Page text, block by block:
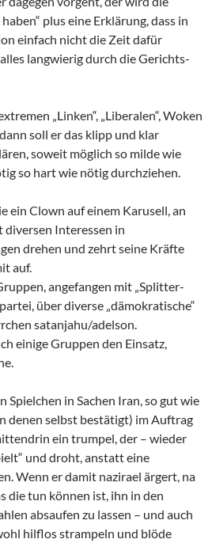
plus eine Erklärung, dass in
einfach nicht die Zeit dafür
langwierig durch die Gerichts-
„Linken“, „Liberalen“, Woken
soll er das klipp und klar
soweit möglich so milde wie
so hart wie nötig durchziehen.
ein Clown auf einem Karusell, an
diversen Interessen in
drehen und zehrt seine Kräfte
auf.
angefangen mit „Splitter-
über diverse „dämokratische“
satanjahu/adelson.
einige Gruppen den Einsatz,
Spielchen in Sachen Iran, so gut wie
denen selbst bestätigt) im Auftrag
ein trumpel, der – wieder
und droht, anstatt eine
Wenn er damit nazirael ärgert, na
die tun können ist, ihn in den
absaufen zu lassen – und auch
hilflos strampeln und blöde